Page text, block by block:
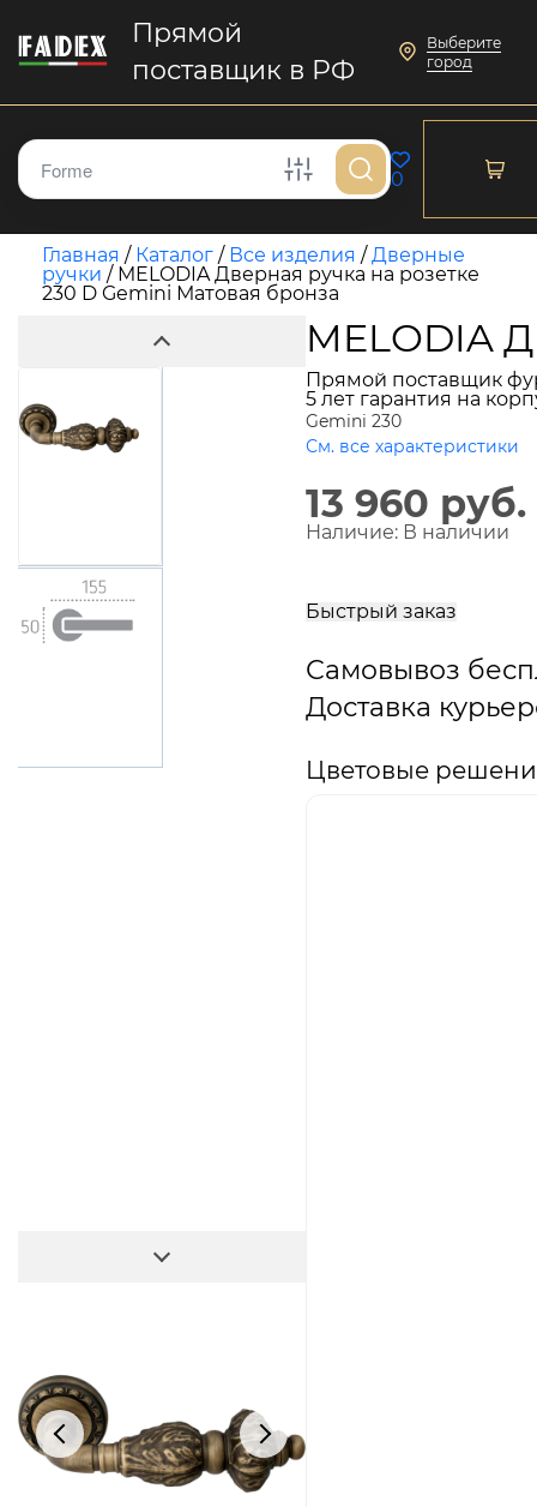
Прямой
поставщик в РФ
Выберите
город
0
Главная / Каталог / Все изделия /Дверные
ручки / MELODIA Дверная ручка на розетке
230 D Gemini Матовая бронза
MELODIA
Прямой поставщик
5 лет гарантия на
Gemini 230
См. все характеристики
13 960 руб.
Наличие: В наличии
Быстрый заказ
Самовывоз
Доставка
Цветовые